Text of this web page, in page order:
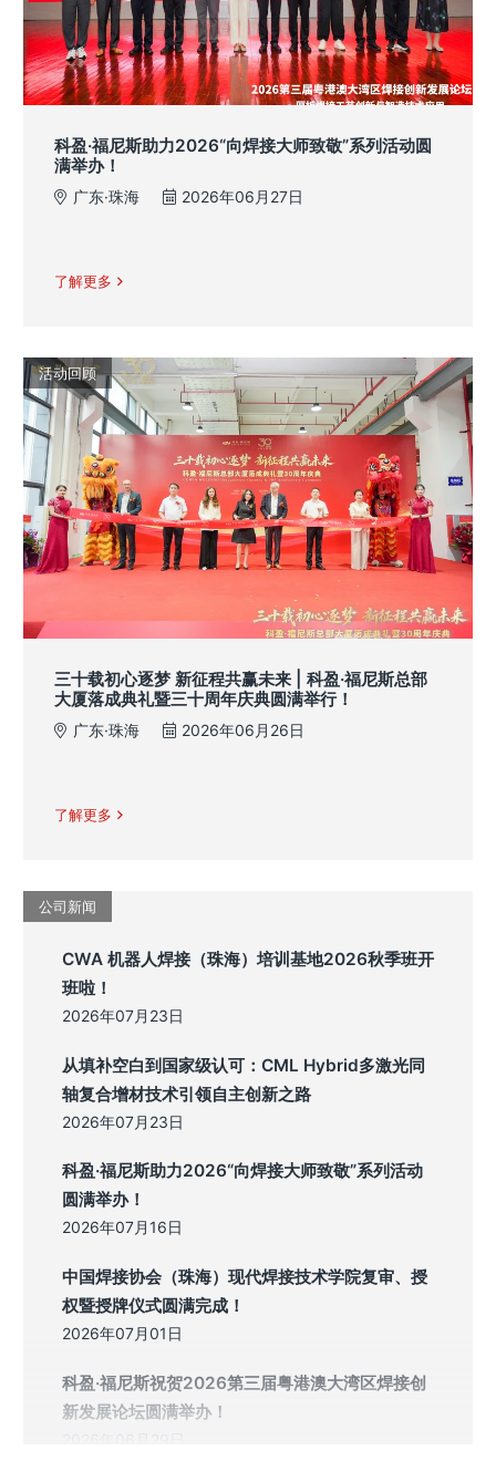
科盈·福尼斯助力2026“向焊接大师致敬”系列活动圆
满举办！
广东·珠海 2026年06月27日
了解更多
活动回顾
三十载初心逐梦 新征程共赢未来 | 科盈·福尼斯总部
大厦落成典礼暨三十周年庆典圆满举行！
广东·珠海 2026年06月26日
了解更多
公司新闻
CWA 机器人焊接（珠海）培训基地2026秋季班开
班啦！
2026年07月23日
从填补空白到国家级认可：CML Hybrid多激光同
轴复合增材技术引领自主创新之路
2026年07月23日
科盈·福尼斯助力2026“向焊接大师致敬”系列活动
圆满举办！
2026年07月16日
中国焊接协会（珠海）现代焊接技术学院复审、授
权暨授牌仪式圆满完成！
2026年07月01日
科盈·福尼斯祝贺2026第三届粤港澳大湾区焊接创
新发展论坛圆满举办！